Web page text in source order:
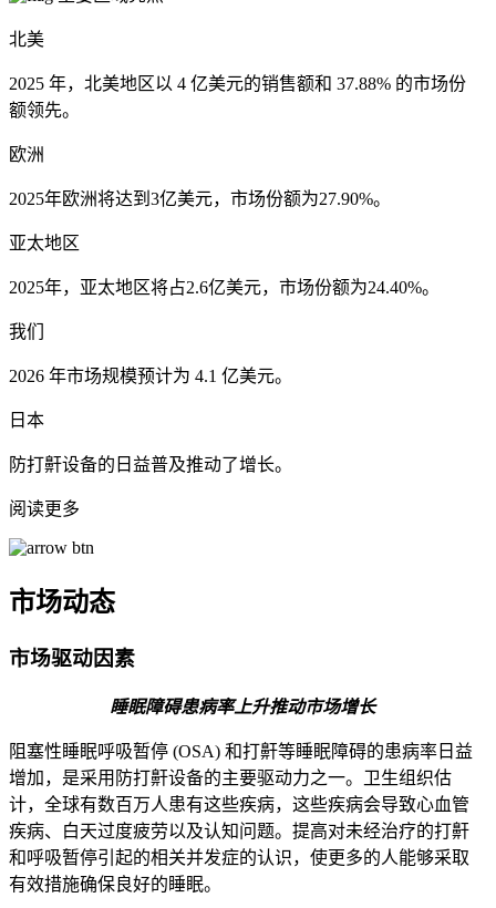
北美
2025 年，北美地区以 4 亿美元的销售额和 37.88% 的市场份
额领先。
欧洲
2025年欧洲将达到3亿美元，市场份额为27.90%。
亚太地区
2025年，亚太地区将占2.6亿美元，市场份额为24.40%。
我们
2026 年市场规模预计为 4.1 亿美元。
日本
防打鼾设备的日益普及推动了增长。
阅读更多
市场动态
市场驱动因素
睡眠障碍患病率上升推动市场增长
阻塞性睡眠呼吸暂停 (OSA) 和打鼾等睡眠障碍的患病率日益
增加，是采用防打鼾设备的主要驱动力之一。卫生组织估
计，全球有数百万人患有这些疾病，这些疾病会导致心血管
疾病、白天过度疲劳以及认知问题。提高对未经治疗的打鼾
和呼吸暂停引起的相关并发症的认识，使更多的人能够采取
有效措施确保良好的睡眠。